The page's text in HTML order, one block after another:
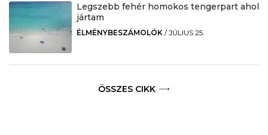
Legszebb fehér homokos tengerpart ahol
jártam
ÉLMÉNYBESZÁMOLÓK /JÚLIUS 25.
ÖSSZES CIKK